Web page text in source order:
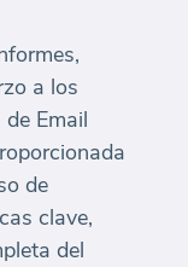
a los
Email
de
clave,
del